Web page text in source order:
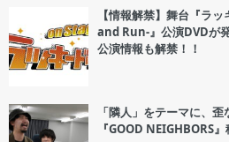
【情報解禁】舞台『ラ
and Run-』公演DVDが
公演情報も解禁！！
「隣人」をテーマに、
『GOOD NEIGHBORS